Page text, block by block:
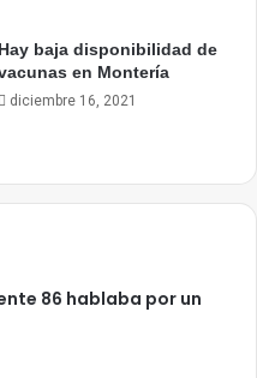
Hay baja disponibilidad de
en Montería
diciembre 16, 2021
86 hablaba por un